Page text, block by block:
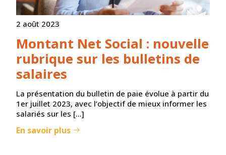
2 août 2023
Montant Net Social : nouvelle
rubrique sur les bulletins de
salaires
La présentation du bulletin de paie évolue à partir du
1er juillet 2023, avec l’objectif de mieux informer les
salariés sur les […]
En savoir plus